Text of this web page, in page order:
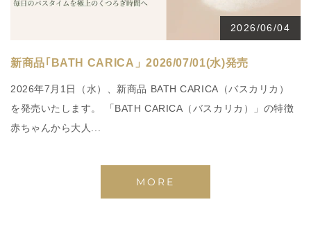
2026/06/04
新商品｢BATH CARICA」2026/07/01(水)発売
2026年7月1日（水）、新商品 BATH CARICA（バスカリカ）
を発売いたします。 「BATH CARICA（バスカリカ）」の特徴
赤ちゃんから大人...
MORE